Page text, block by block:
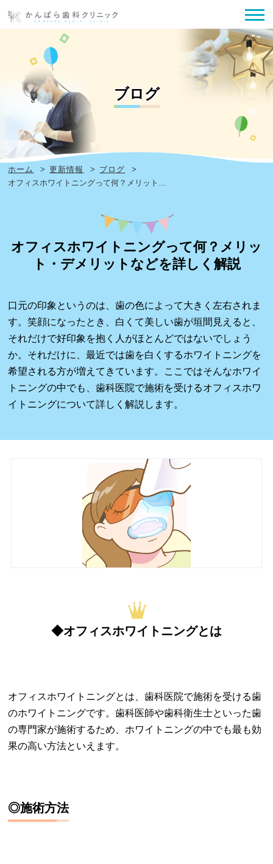
ブログ
ホーム > 更新情報 > ブログ
>
オフィスホワイトニングって何？メリット…
オフィスホワイトニングって何？メリッ
ト・デメリットなどを詳しく解説
口元の印象というのは、歯の色によって大きく左右されま
す。笑顔になったとき、白くて美しい歯が垣間見えると、
それだけで好印象を抱く人がほとんどではないでしょう
か。それだけに、最近では歯を白くするホワイトニングを
希望される方が増えてきています。ここではそんなホワイ
トニングの中でも、歯科医院で施術を受けるオフィスホワ
イトニングについて詳しく解説します。
◆オフィスホワイトニングとは
オフィスホワイトニングとは、歯科医院で施術を受ける歯
のホワイトニングです。歯科医師や歯科衛生士といった歯
の専門家が施術するため、ホワイトニングの中でも最も効
果の高い方法といえます。
◎施術方法